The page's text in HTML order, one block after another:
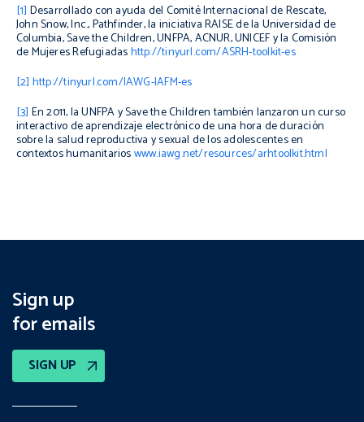
[1] Desarrollado con ayuda del Comité Internacional de Rescate,
John Snow, Inc., Pathfinder, la iniciativa RAISE de la Universidad de
Columbia, Save the Children, UNFPA, ACNUR, UNICEF y la Comisión
de Mujeres Refugiadashttp://tinyurl.com/ASRH-toolkit-es
[2] http://tinyurl.com/IAWG-IAFM-es
[3] En 2011, la UNFPA y Save the Children también lanzaron un curso
interactivo de aprendizaje electrónico de una hora de duración
sobre la salud reproductiva y sexual de los adolescentes en
contextos humanitarioswww.iawg.net/resources/arhtoolkit.html
Sign up
for emails
SIGN UP